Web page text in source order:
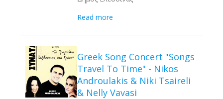
Read more
Greek Song Concert "Songs
Travel To Time" - Nikos
Androulakis & Niki Tsaireli
& Nelly Vavasi